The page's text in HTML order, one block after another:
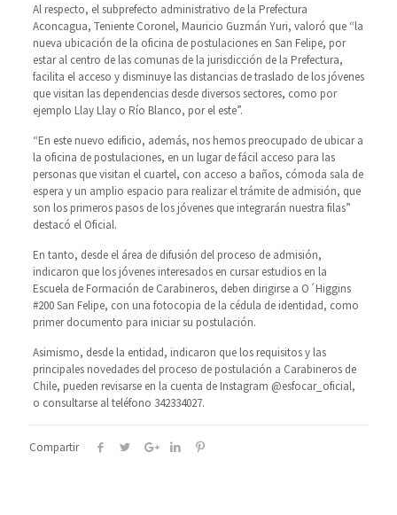
Al respecto, el subprefecto administrativo de la Prefectura
Aconcagua, Teniente Coronel, Mauricio Guzmán Yuri, valoró que “la
nueva ubicación de la oficina de postulaciones en San Felipe, por
estar al centro de las comunas de la jurisdicción de la Prefectura,
facilita el acceso y disminuye las distancias de traslado de los jóvenes
que visitan las dependencias desde diversos sectores, como por
ejemplo Llay Llay o Río Blanco, por el este”.
“En este nuevo edificio, además, nos hemos preocupado de ubicar a
la oficina de postulaciones, en un lugar de fácil acceso para las
personas que visitan el cuartel, con acceso a baños, cómoda sala de
espera y un amplio espacio para realizar el trámite de admisión, que
son los primeros pasos de los jóvenes que integrarán nuestra filas”
destacó el Oficial.
En tanto, desde el área de difusión del proceso de admisión,
indicaron que los jóvenes interesados en cursar estudios en la
Escuela de Formación de Carabineros, deben dirigirse a O´Higgins
#200 San Felipe, con una fotocopia de la cédula de identidad, como
primer documento para iniciar su postulación.
Asimismo, desde la entidad, indicaron que los requisitos y las
principales novedades del proceso de postulación a Carabineros de
Chile, pueden revisarse en la cuenta de Instagram @esfocar_oficial,
o consultarse al teléfono 342334027.
Compartir